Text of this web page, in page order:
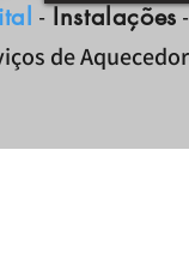
-Instalações
de